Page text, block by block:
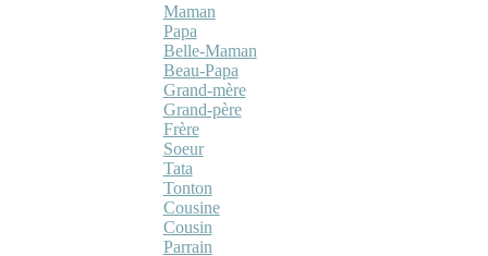
Maman
Papa
Belle-Maman
Beau-Papa
Grand-mère
Grand-père
Frère
Soeur
Tata
Tonton
Cousine
Cousin
Parrain